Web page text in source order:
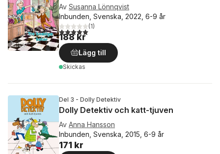
Av Susanna Lönnqvist
Inbunden, Svenska, 2022, 6-9 år
5,0utav 5 stjärnor. Totalt antal röster:
(1)
188 kr
Lägg till
Skickas
Del 3 - Dolly Detektiv
Dolly Detektiv och katt-tjuven
Av Anna Hansson
Inbunden, Svenska, 2015, 6-9 år
171 kr